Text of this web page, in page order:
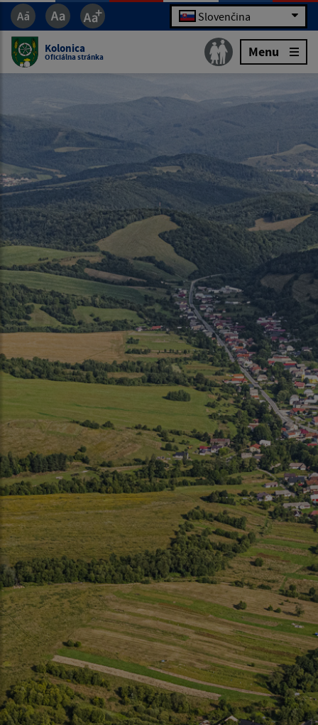
Slovenčina
Kolonica
Oficiálna stránka Menu